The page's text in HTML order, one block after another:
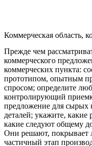
Коммерческая область,
Прежде чем
коммерческого
коммерческих пункта:
прототипом, опытным
спросом; определите
контролирующий
предложение для сырых
деталей; укажите,
какие следуют общему
Они решают, покрывает
частичный этап